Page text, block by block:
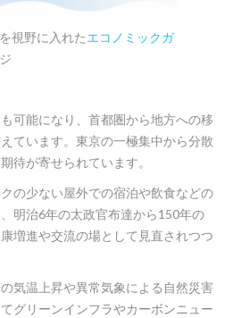
視野に入れたエコノミックガ
可能になり、首都圏から地方への移
ています。東京の一極集中から分散
待が寄せられています。
の少ない屋外での宿泊や飲食などの
明治6年の太政官布達から150年の
増進や交流の場として見直されつつ
気温上昇や異常気象による自然災害
グリーンインフラやカーボンニュー